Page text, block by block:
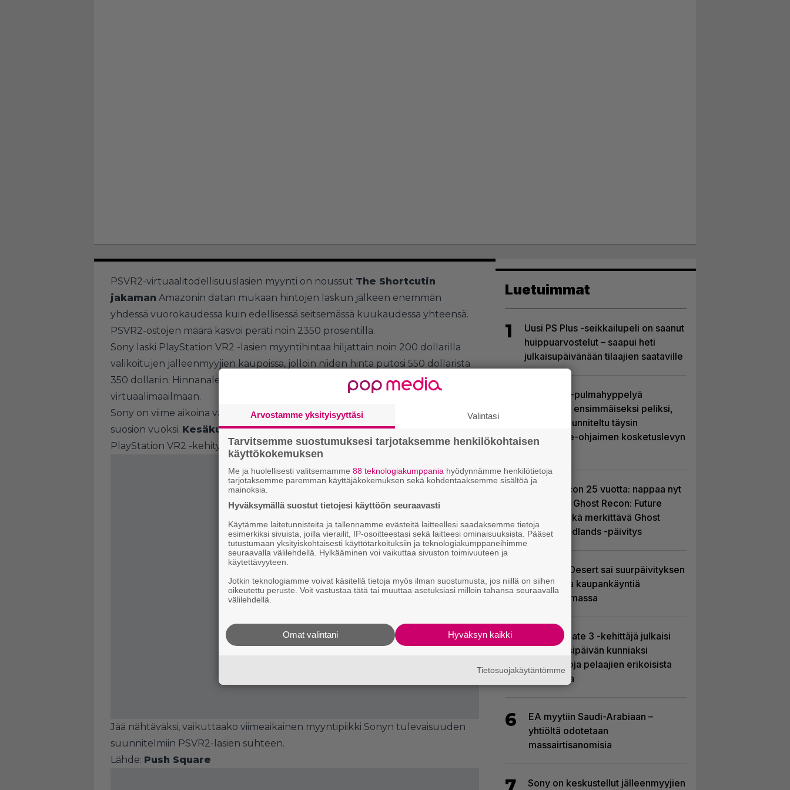
PSVR2-virtuaalitodellisuuslasien myynti on noussut The Shortcutin
jakaman Amazonin datan mukaan hintojen laskun jälkeen enemmän
yhdessä vuorokaudessa kuin edellisessä seitsemässä kuukaudessa yhteensä.
PSVR2-ostojen määrä kasvoi peräti noin 2350 prosentilla.
Sony laski PlayStation VR2 -lasien myyntihintaa hiljattain noin 200 dollarilla
valikoitujen jälleenmyyjien kaupoissa, jolloin niiden hinta putosi 550 dollarista
350 dollariin. Hinnanalennus vaikuttaa houkutelleen pelaajia sukeltamaan
virtuaalimaailmaan.
Sony on viime aikoina vähentänyt tukeaan PSVR2-laitteelle sen vähäisen
suosion vuoksi. Kesäkuussa uutisointiinSonyn lopettaneen lähes kaiken
PlayStation VR2 -kehityksen.
Jää nähtäväksi, vaikuttaako viimeaikainen myyntipiikki Sonyn tulevaisuuden
suunnitelmiin PSVR2-lasien suhteen.
Lähde: Push Square
Luetuimmat
1
Uusi PS Plus -seikkailupeli on saanut
huippuarvostelut – saapui heti
julkaisupäivänään tilaajien saataville
Uutta PS5-pulmahyppelyä
kuvaillaan ensimmäiseksi peliksi,
joka on suunniteltu täysin
DualSense-ohjaimen kosketuslevyn
Ghost Recon 25 vuotta: nappaa nyt
ilmaiseksi Ghost Recon: Future
Soldier sekä merkittävä Ghost
Recon Wildlands -päivitys
4
Crimson Desert sai suurpäivityksen
– uudistaa kaupankäyntiä
pelimaailmassa
5
Baldur’s Gate 3 -kehittäjä julkaisi
pelin vuosipäivän kunniaksi
tilastotietoja pelaajien erikoisista
valinnoista
6
EA myytiin Saudi-Arabiaan –
yhtiöltä odotetaan
massairtisanomisia
Sony on keskustellut jälleenmyyjien
Arvostamme yksityisyyttäsi Valintasi
Tarvitsemme suostumuksesi tarjotaksemme henkilökohtaisen
käyttökokemuksen
Me ja huolellisesti valitsemamme 88 teknologiakumppania hyödynnämme henkilötietoja
tarjotaksemme paremman käyttäjäkokemuksen sekä kohdentaaksemme sisältöä ja
mainoksia.
Hyväksymällä suostut tietojesi käyttöön seuraavasti
Käytämme laitetunnisteita ja tallennamme evästeitä laitteellesi saadaksemme tietoja
esimerkiksi sivuista, joilla vierailit, IP-osoitteestasi sekä laitteesi ominaisuuksista. Pääset
tutustumaan yksityiskohtaisesti käyttötarkoituksiin ja teknologiakumppaneihimme
seuraavalla välilehdellä. Hylkääminen voi vaikuttaa sivuston toimivuuteen ja
käytettävyyteen.
Jotkin teknologiamme voivat käsitellä tietoja myös ilman suostumusta, jos niillä on siihen
oikeutettu peruste. Voit vastustaa tätä tai muuttaa asetuksiasi milloin tahansa seuraavalla
välilehdellä.
Hyväksyn kaikki
Omat valintani
Tietosuojakäytäntömme